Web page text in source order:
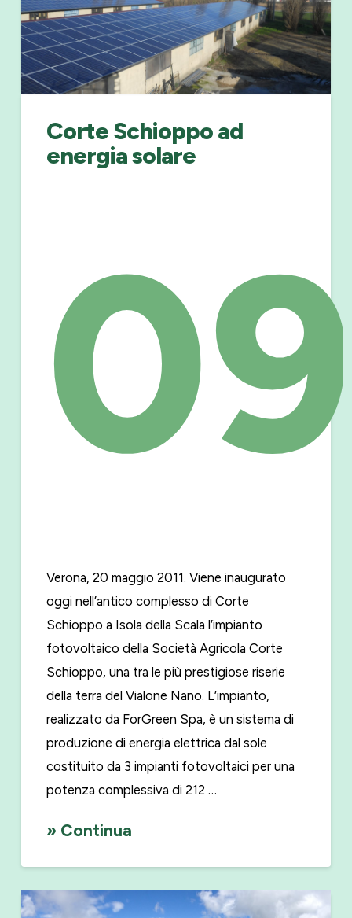
Corte Schioppo ad
energia solare
Verona, 20 maggio 2011. Viene inaugurato
oggi nell’antico complesso di Corte
Schioppo a Isola della Scala l’impianto
fotovoltaico della Società Agricola Corte
Schioppo, una tra le più prestigiose riserie
della terra del Vialone Nano. L’impianto,
realizzato da ForGreen Spa, è un sistema di
produzione di energia elettrica dal sole
costituito da 3 impianti fotovoltaici per una
potenza complessiva di 212 …
» Continua